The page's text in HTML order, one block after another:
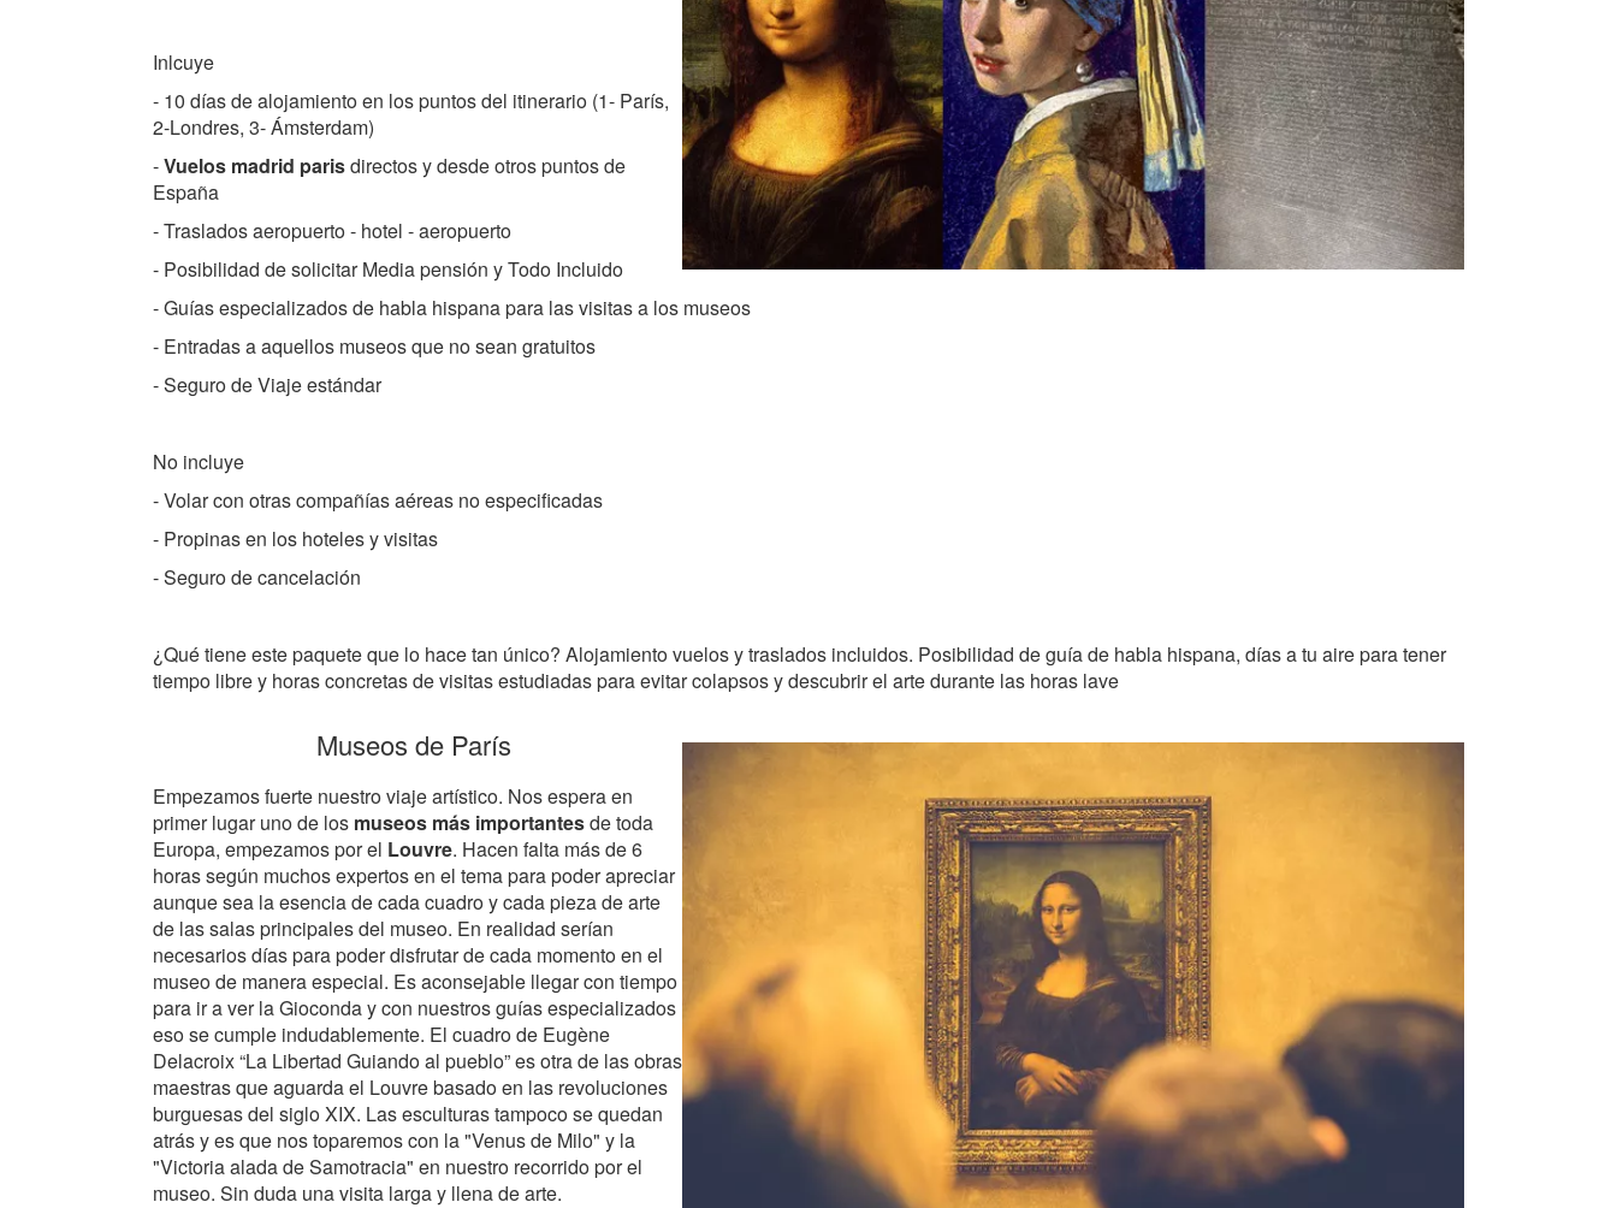
Inlcuye
- 10 días de alojamiento en los puntos del itinerario (1- París,
2-Londres, 3- Ámsterdam)
-Vuelos madrid parisdirectos y desde otros puntos de
España
- Traslados aeropuerto - hotel - aeropuerto
- Posibilidad de solicitar Media pensión y Todo Incluido
- Guías especializados de habla hispana para las visitas a los museos
- Entradas a aquellos museos que no sean gratuitos
- Seguro de Viaje estándar
No incluye
- Volar con otras compañías aéreas no especificadas
- Propinas en los hoteles y visitas
- Seguro de cancelación
¿Qué tiene este paquete que lo hace tan único? Alojamiento vuelos y traslados incluidos. Posibilidad de guía de habla hispana, días a tu aire para tener
tiempo libre y horas concretas de visitas estudiadas para evitar colapsos y descubrir el arte durante las horas lave
Museos de París
Empezamos fuerte nuestro viaje artístico. Nos espera en
primer lugar uno de los museos más importantesde toda
Europa, empezamos por el Louvre. Hacen falta más de 6
horas según muchos expertos en el tema para poder apreciar
aunque sea la esencia de cada cuadro y cada pieza de arte
de las salas principales del museo. En realidad serían
necesarios días para poder disfrutar de cada momento en el
museo de manera especial. Es aconsejable llegar con tiempo
para ir a ver la Gioconda y con nuestros guías especializados
eso se cumple indudablemente. El cuadro de Eugène
Delacroix “La Libertad Guiando al pueblo” es otra de las obras
maestras que aguarda el Louvre basado en las revoluciones
burguesas del siglo XIX. Las esculturas tampoco se quedan
atrás y es que nos toparemos con la "Venus de Milo" y la
"Victoria alada de Samotracia" en nuestro recorrido por el
museo. Sin duda una visita larga y llena de arte.